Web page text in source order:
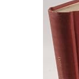
Textbooks
Start Selling